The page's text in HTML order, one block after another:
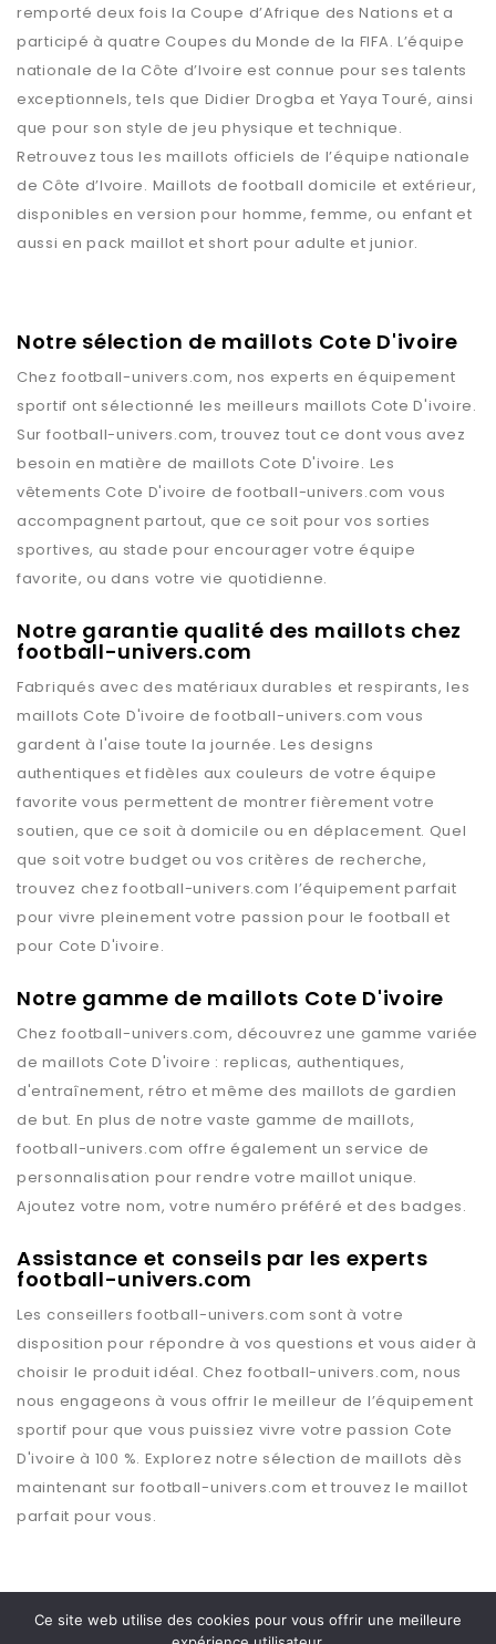
remporté deux fois la Coupe d’Afrique des Nations et a
participé à quatre Coupes du Monde de la FIFA. L’équipe
nationale de la Côte d’Ivoire est connue pour ses talents
exceptionnels, tels que Didier Drogba et Yaya Touré, ainsi
que pour son style de jeu physique et technique.
Retrouvez tous les maillots officiels de l’équipe nationale
de Côte d’Ivoire. Maillots de football domicile et extérieur,
disponibles en version pour homme, femme, ou enfant et
aussi en pack maillot et short pour adulte et junior.
Notre sélection de maillots Cote D'ivoire
Chez football-univers.com, nos experts en équipement
sportif ont sélectionné les meilleurs maillots Cote D'ivoire.
Sur football-univers.com, trouvez tout ce dont vous avez
besoin en matière de maillots Cote D'ivoire. Les
vêtements Cote D'ivoire de football-univers.com vous
accompagnent partout, que ce soit pour vos sorties
sportives, au stade pour encourager votre équipe
favorite, ou dans votre vie quotidienne.
Notre garantie qualité des maillots chez
football-univers.com
Fabriqués avec des matériaux durables et respirants, les
maillots Cote D'ivoire defootball-univers.com vous
gardent à l'aise toute la journée. Les designs
authentiques et fidèles aux couleurs de votre équipe
favorite vous permettent de montrer fièrement votre
soutien, que ce soit à domicile ou en déplacement. Quel
que soit votre budget ou vos critères de recherche,
trouvez chezfootball-univers.com l’équipement parfait
pour vivre pleinement votre passion pour le football et
pour Cote D'ivoire.
Notre gamme de maillots Cote D'ivoire
Chez football-univers.com, découvrez une gamme variée
de maillots Cote D'ivoire : replicas, authentiques,
d'entraînement, rétro et même des maillots de gardien
de but. En plus de notre vaste gamme de maillots,
football-univers.com offre également un service de
personnalisation pour rendre votre maillot unique.
Ajoutez votre nom, votre numéro préféré et des badges.
Assistance et conseils par les experts
football-univers.com
Les conseillersfootball-univers.com sont à votre
disposition pour répondre à vos questions et vous aider à
choisir le produit idéal. Chez football-univers.com, nous
nous engageons à vous offrir le meilleur de l’équipement
sportif pour que vous puissiez vivre votre passion Cote
D'ivoire à 100 %. Explorez notre sélection de maillots dès
maintenant sur football-univers.com et trouvez le maillot
parfait pour vous.
Ce site web utilise des cookies pour vous offrir une meilleure